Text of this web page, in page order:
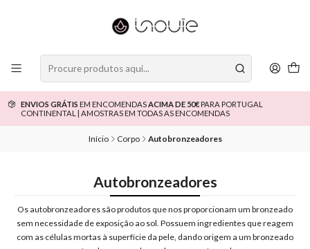
ENVIOS GRÁTIS EM ENCOMENDASACIMA DE 50€PARA PORTUGAL
CONTINENTAL | AMOSTRAS EM TODAS AS ENCOMENDAS
Início Corpo Autobronzeadores
Autobronzeadores
Os autobronzeadores são produtos que nos proporcionam um bronzeado
sem necessidade de exposição ao sol. Possuem ingredientes que reagem
com as células mortas à superfície da pele, dando origem a um bronzeado